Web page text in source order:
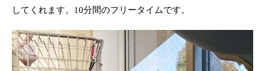
してくれます。10分間のフリータイムです。